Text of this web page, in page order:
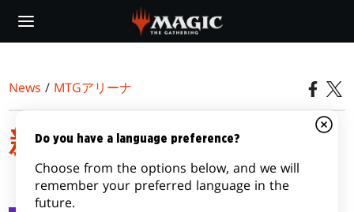
main
News / MTGアリーナ
新たなMTGアリーナ体験
「アルケミー」登場
Do you have a language preference?
Choose from the options below, and we will
remember your preferred language in the
future.